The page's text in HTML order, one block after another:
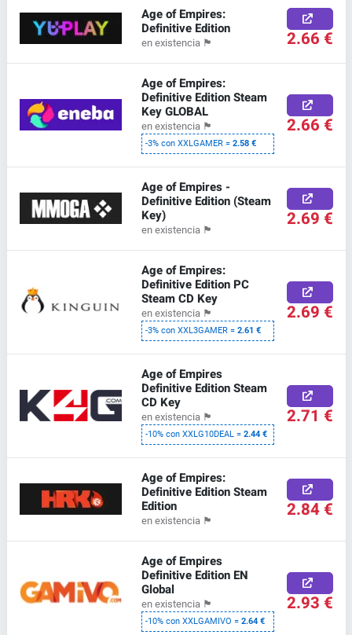
Age of Empires:
Definitive Edition
en existencia 🏴 2.66 €
Age of Empires:
Definitive Edition Steam
Key GLOBAL
en existencia 🏴
-3% con XXLGAMER =2.58 €
2.66 €
Age of Empires -
Definitive Edition (Steam
Key)
en existencia 🏴 2.69 €
Age of Empires:
Definitive Edition PC
Steam CD Key
en existencia 🏴
-3% con XXL3GAMER =2.61 €
2.69 €
Age of Empires
Definitive Edition Steam
CD Key
en existencia 🏴
-10% con XXLG10DEAL =2.44 €
2.71 €
Age of Empires:
Definitive Edition Steam
Edition
en existencia 🏴 2.84 €
Age of Empires
Definitive Edition EN
Global
en existencia 🏴
-10% con XXLGAMIVO =2.64 €
2.93 €